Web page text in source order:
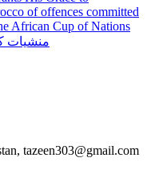
of offences committed
African Cup of Nations
منشیات
tazeen303@gmail.com